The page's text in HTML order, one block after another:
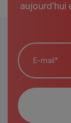
aujourd'hui
E-mail*